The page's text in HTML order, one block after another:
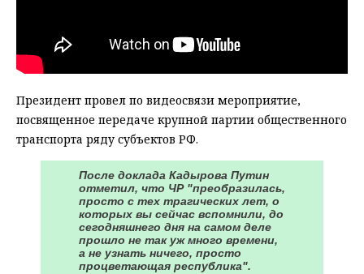
Президент провел по видеосвязи мероприятие,
посвященное передаче крупной партии общественного
транспорта ряду субъектов РФ.
После доклада Кадырова Путин
отметил, что ЧР "преобразилась,
просто с тех трагических лет, о
которых вы сейчас вспомнили, до
сегодняшнего дня на самом деле
прошло не так уж много времени,
а не узнать ничего, просто
процветающая республика".